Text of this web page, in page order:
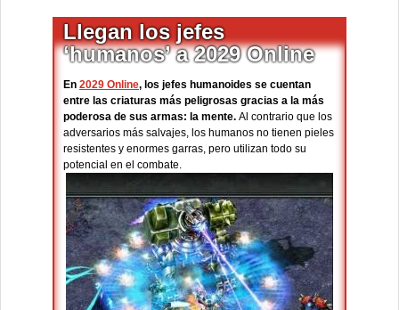
Llegan los jefes
‘humanos’ a 2029 Online
En 2029 Online, los jefes humanoides se cuentan
entre las criaturas más peligrosas gracias a la más
poderosa de sus armas: la mente. Al contrario que los
adversarios más salvajes, los humanos no tienen pieles
resistentes y enormes garras, pero utilizan todo su
potencial en el combate.